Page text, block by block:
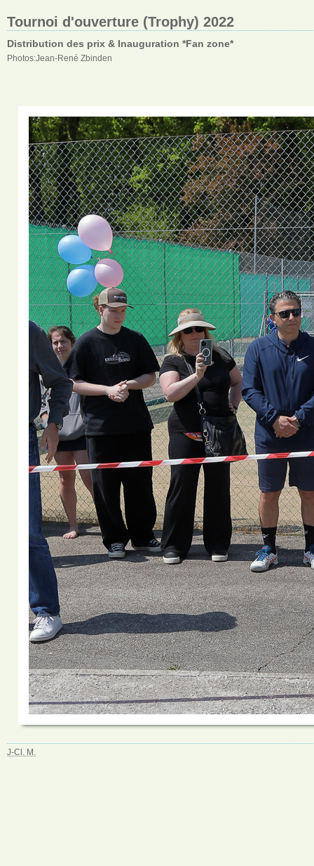
Tournoi d'ouverture (Trophy) 2022
Distribution des prix & Inauguration *Fan zone*
Photos:Jean-René Zbinden
J-Cl. M.